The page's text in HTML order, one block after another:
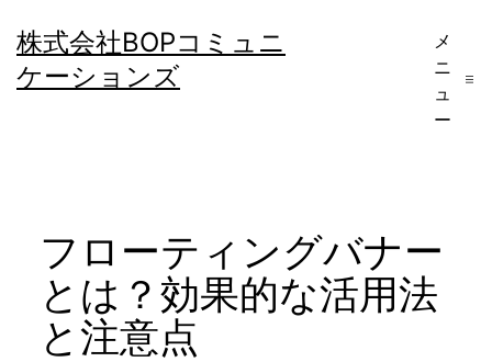
ン
テ
株式会社BOPコミュニ
ケーションズ
メ
ニ
ュ
ー
フローティングバナー
とは？効果的な活用法
と注意点